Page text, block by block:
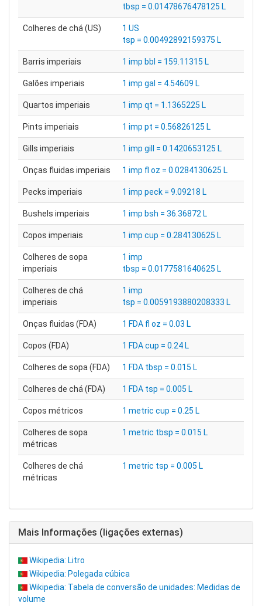
tbsp = 0.01478676478125 L
Colheres de chá (US)
1 US
tsp = 0.00492892159375 L
Barris imperiais 1 imp bbl = 159.11315 L
Galões imperiais 1 imp gal = 4.54609 L
Quartos imperiais 1 imp qt = 1.1365225 L
Pints imperiais 1 imp pt = 0.56826125 L
Gills imperiais 1 imp gill = 0.1420653125 L
Onças fluidas imperiais 1 imp fl oz = 0.0284130625 L
Pecks imperiais 1 imp peck = 9.09218 L
Bushels imperiais 1 imp bsh = 36.36872 L
Copos imperiais 1 imp cup = 0.284130625 L
Colheres de sopa
imperiais
1 imp
tbsp = 0.0177581640625 L
Colheres de chá
imperiais
1 imp
tsp = 0.0059193880208333 L
Onças fluidas (FDA) 1 FDA fl oz = 0.03 L
Copos (FDA) 1 FDA cup = 0.24 L
Colheres de sopa (FDA) 1 FDA tbsp = 0.015 L
Colheres de chá (FDA) 1 FDA tsp = 0.005 L
Copos métricos 1 metric cup = 0.25 L
Colheres de sopa
métricas
1 metric tbsp = 0.015 L
Colheres de chá
métricas
1 metric tsp = 0.005 L
Mais Informações (ligações externas)
Wikipedia: Litro
Wikipedia: Polegada cúbica
Wikipedia: Tabela de conversão de unidades: Medidas de
volume